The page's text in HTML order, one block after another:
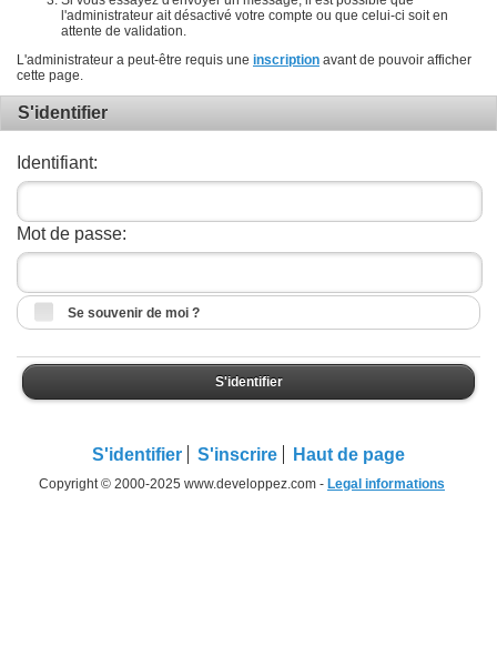
l'administrateur ait désactivé votre compte ou que celui-ci soit en
attente de validation.
L'administrateur a peut-être requis une inscription avant de pouvoir afficher
cette page.
S'identifier
Identifiant:
Mot de passe:
Se souvenir de moi ?
S'identifier
S'identifier S'inscrire Haut de page
Copyright © 2000-2025 www.developpez.com - Legal informations